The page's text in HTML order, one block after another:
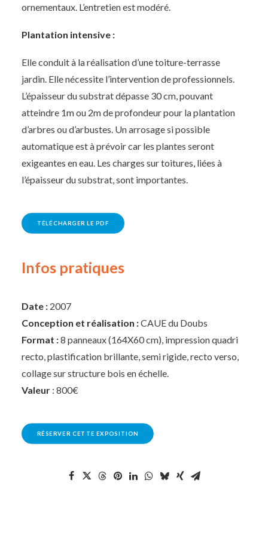
ornementaux. L’entretien est modéré.
Plantation intensive :
Elle conduit à la réalisation d’une toiture-terrasse
jardin. Elle nécessite l’intervention de professionnels.
L’épaisseur du substrat dépasse 30 cm, pouvant
atteindre 1m ou 2m de profondeur pour la plantation
d’arbres ou d’arbustes. Un arrosage si possible
automatique est à prévoir car les plantes seront
exigeantes en eau. Les charges sur toitures, liées à
l’épaisseur du substrat, sont importantes.
TÉLÉCHARGER LE PDF
Infos pratiques
Date : 2007
Conception et réalisation :CAUE du Doubs
Format :8 panneaux (164X60 cm), impression quadri
recto, plastification brillante, semi rigide, recto verso,
collage sur structure bois en échelle.
Valeur : 800€
RÉSERVER CETTE EXPOSITION